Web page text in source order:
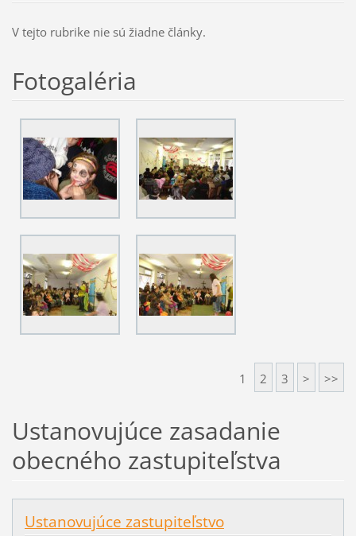
V tejto rubrike nie sú žiadne články.
Fotogaléria
1 2 3 > >>
Ustanovujúce zasadanie
obecného zastupiteľstva
Ustanovujúce zastupiteľstvo